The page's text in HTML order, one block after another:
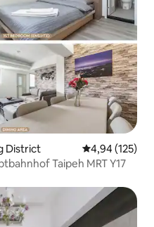
District
4,94 (125)
Taipeh MRT Y17